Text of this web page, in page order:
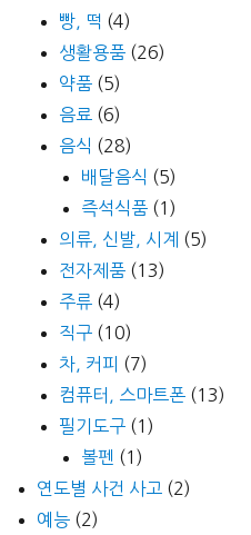
빵, 떡 (4)
생활용품 (26)
약품 (5)
음료 (6)
음식 (28)
배달음식 (5)
즉석식품 (1)
의류, 신발, 시계 (5)
전자제품 (13)
주류 (4)
직구 (10)
차, 커피 (7)
컴퓨터, 스마트폰 (13)
필기도구 (1)
볼펜 (1)
연도별 사건 사고 (2)
예능 (2)